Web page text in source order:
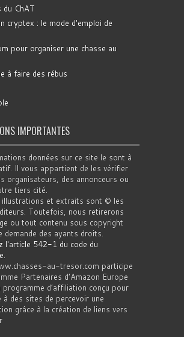
du ChAT
cryptex : le mode d'emploi de
pour organiser une chasse au
à faire des rébus
IMPORTANTES
données sur ce site le sont à
Il vous appartient de les vérifier
organisateurs, des annonceurs ou
tiers cité.
illustrations et extraits sont © les
Toutefois, nous retirerons
ou tout contenu sous copyright
demande des ayants droits.
l'article 542-1 du code du
.
au-tresor.com participe
Partenaires d’Amazon Europe
programme d’affiliation conçu pour
à des sites de percevoir une
grâce à la création de liens vers